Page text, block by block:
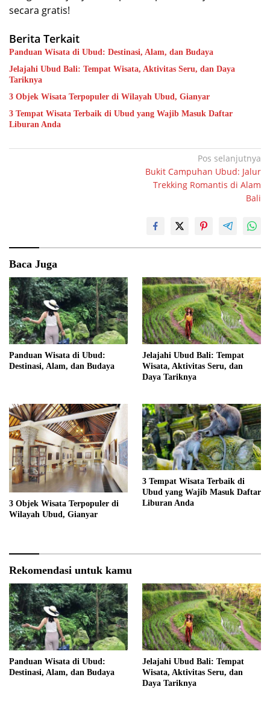
secara gratis!
Berita Terkait
Panduan Wisata di Ubud: Destinasi, Alam, dan Budaya
Jelajahi Ubud Bali: Tempat Wisata, Aktivitas Seru, dan Daya
Tariknya
3 Objek Wisata Terpopuler di Wilayah Ubud, Gianyar
3 Tempat Wisata Terbaik di Ubud yang Wajib Masuk Daftar
Liburan Anda
Pos selanjutnya
Bukit Campuhan Ubud: Jalur
Trekking Romantis di Alam
Bali
Baca Juga
Panduan Wisata di Ubud:
Destinasi, Alam, dan Budaya
Jelajahi Ubud Bali: Tempat
Wisata, Aktivitas Seru, dan
Daya Tariknya
3 Objek Wisata Terpopuler di
Wilayah Ubud, Gianyar
3 Tempat Wisata Terbaik di
Ubud yang Wajib Masuk Daftar
Liburan Anda
Rekomendasi untuk kamu
Panduan Wisata di Ubud:
Destinasi, Alam, dan Budaya
Jelajahi Ubud Bali: Tempat
Wisata, Aktivitas Seru, dan
Daya Tariknya